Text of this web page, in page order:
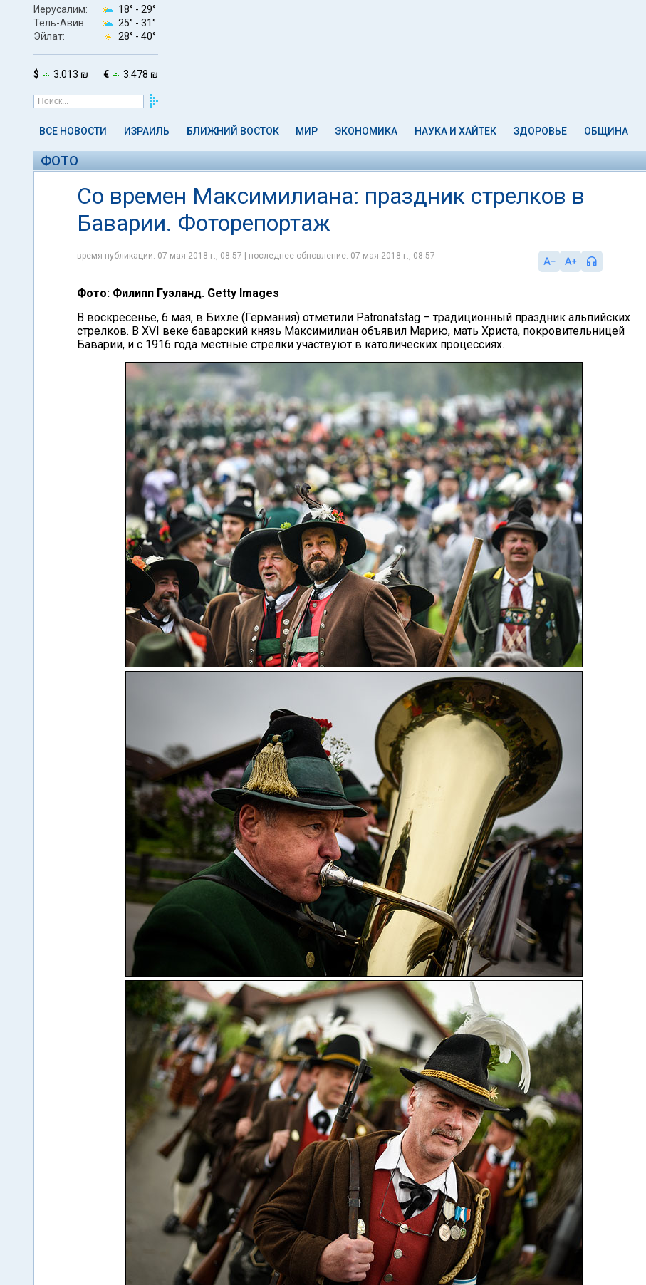
Иерусалим: 18° - 29°
Тель-Авив:
25° - 31°
Эйлат:
28° - 40°
$ 3.013 ₪ € 3.478 ₪
ВСЕ НОВОСТИ ИЗРАИЛЬ БЛИЖНИЙ ВОСТОК МИР ЭКОНОМИКА НАУКА И ХАЙТЕК ЗДОРОВЬЕ ОБЩИНА
ФОТО
Со времен Максимилиана: праздник стрелков в
Баварии. Фоторепортаж
время публикации: 07 мая 2018 г., 08:57 | последнее обновление: 07 мая 2018 г., 08:57
Фото: Филипп Гуэланд. Getty Images
В воскресенье, 6 мая, в Бихле (Германия) отметили Patronatstag – традиционный праздник альпийских
стрелков. В XVI веке баварский князь Максимилиан объявил Марию, мать Христа, покровительницей
Баварии, и с 1916 года местные стрелки участвуют в католических процессиях.